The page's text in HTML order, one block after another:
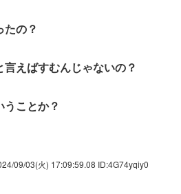
たの？
えばすむんじゃないの？
ことか？
09/03(火) 17:09:59.08 ID:4G74yqiy0